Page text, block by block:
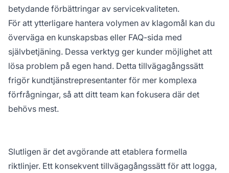
betydande förbättringar av servicekvaliteten.
För att ytterligare hantera volymen av klagomål kan du
överväga en kunskapsbas eller FAQ-sida med
självbetjäning. Dessa verktyg ger kunder möjlighet att
lösa problem på egen hand. Detta tillvägagångssätt
frigör kundtjänstrepresentanter för mer komplexa
förfrågningar, så att ditt team kan fokusera där det
behövs mest.
Slutligen är det avgörande att etablera formella
riktlinjer. Ett konsekvent tillvägagångssätt för att logga,